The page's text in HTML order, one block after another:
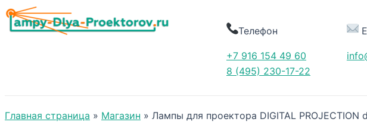
Телефон
+7 916 154 49 60
8 (495) 230-17-22
Главная страница » Магазин » Лампы для проектора DIGITAL PROJECTION